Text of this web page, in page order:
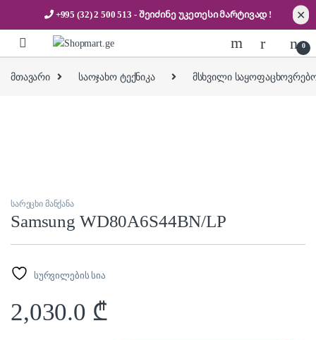
+995 (32) 2 500 513 - შეიძინე უკეთესიმარტივად ! ✕
Skip to navigation
Skip to content
0
მთავარი საოჯახო ტექნიკა მსხვილი
სარეცხი მანქანა
Samsung WD80A6S44BN/LP
სურვილების სია
2,030.0 ₾